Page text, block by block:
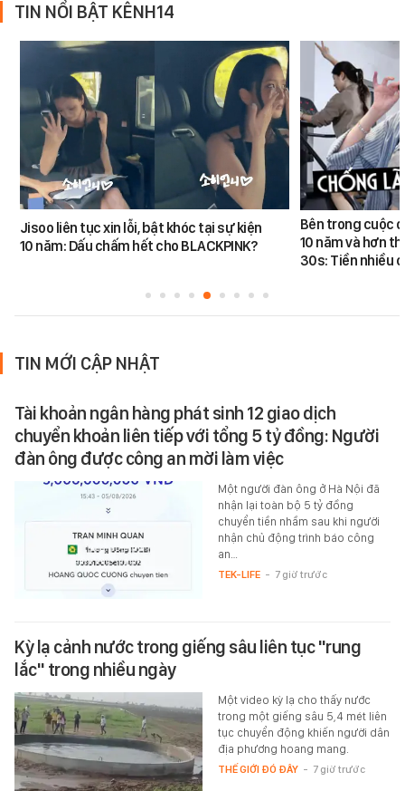
TIN NỔI BẬT KÊNH14
Jisoo liên tục xin lỗi, bật khóc tại sự kiện
10 năm: Dấu chấm hết cho BLACKPINK?
Bên trong cuộc
10 năm và hơn
30s: Tiền nhiều
TIN MỚI CẬP NHẬT
Tài khoản ngân hàng phát sinh 12 giao dịch
chuyển khoản liên tiếp với tổng 5 tỷ đồng: Người
đàn ông được công an mời làm việc
Một người đàn ông ở Hà Nội đã
nhận lại toàn bộ 5 tỷ đồng
chuyển tiền nhầm sau khi người
nhận chủ động trình báo công
an…
TEK-LIFE - 7 giờ trước
Kỳ lạ cảnh nước trong giếng sâu liên tục "rung
lắc" trong nhiều ngày
Một video kỳ lạ cho thấy nước
trong một giếng sâu 5,4 mét liên
tục chuyển động khiến người dân
địa phương hoang mang.
THẾ GIỚI ĐÓ ĐÂY - 7 giờ trước